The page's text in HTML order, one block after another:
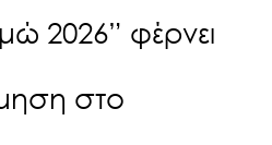
2026” φέρνει
στο